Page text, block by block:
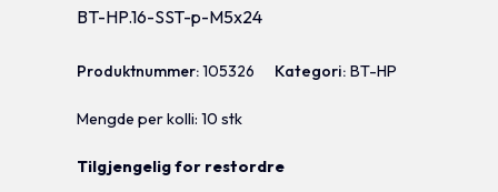
BT-HP.16-SST-p-M5x24
Produktnummer:105326 Kategori:BT-HP
Mengde per kolli: 10 stk
Tilgjengelig for restordre